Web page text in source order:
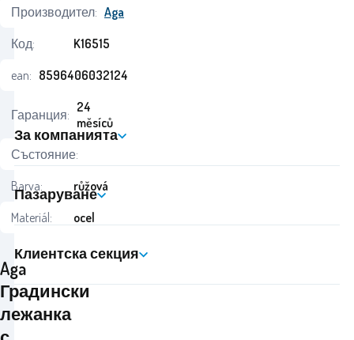
Aga
Градински
лежанка
Производител: Aga
Код:
K16515
ean: 8596406032124
Гаранция: 24
měsíců
Състояние:
Barva:
růžová
Materiál:
ocel
За компанията
Пазаруване
Клиентска секция